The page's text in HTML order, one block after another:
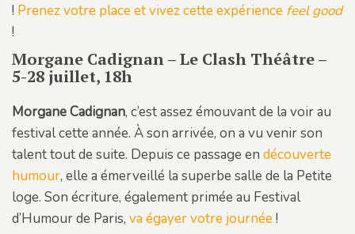
! Prenez votre place et vivez cette expérience feel good
!
Morgane Cadignan – Le Clash Théâtre –
5-28 juillet, 18h
Morgane Cadignan, c’est assez émouvant de la voir au
festival cette année. À son arrivée, on a vu venir son
talent tout de suite. Depuis ce passage en découverte
humour, elle a émerveillé la superbe salle de la Petite
loge. Son écriture, également primée au Festival
d’Humour de Paris, va égayer votre journée!